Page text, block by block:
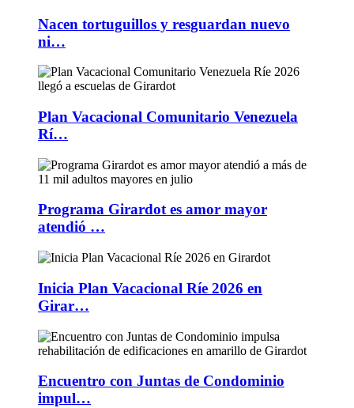
Nacen tortuguillos y resguardan nuevo
ni…
Plan Vacacional Comunitario Venezuela
Rí…
Programa Girardot es amor mayor
atendió …
Inicia Plan Vacacional Ríe 2026 en
Girar…
Encuentro con Juntas de Condominio
impul…